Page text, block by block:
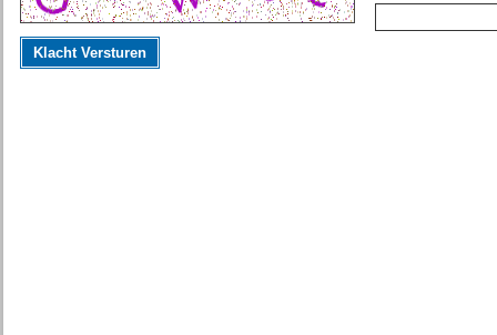
Klacht Versturen